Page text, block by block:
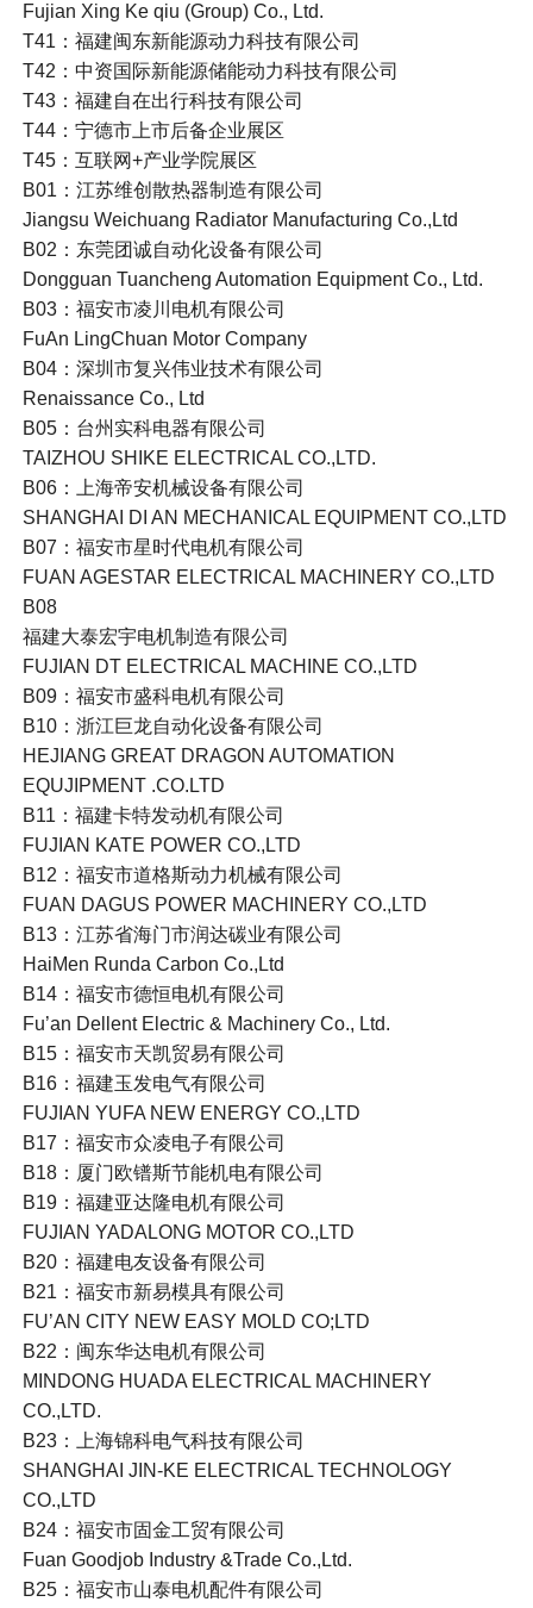
Fujian Xing Ke qiu (Group) Co., Ltd.
T41：福建闽东新能源动力科技有限公司
T42：中资国际新能源储能动力科技有限公司
T43：福建自在出行科技有限公司
T44：宁德市上市后备企业展区
T45：互联网+产业学院展区
B01：江苏维创散热器制造有限公司
Jiangsu Weichuang Radiator Manufacturing Co.,Ltd
B02：东莞团诚自动化设备有限公司
Dongguan Tuancheng Automation Equipment Co., Ltd.
B03：福安市凌川电机有限公司
FuAn LingChuan Motor Company
B04：深圳市复兴伟业技术有限公司
Renaissance Co., Ltd
B05：台州实科电器有限公司
TAIZHOU SHIKE ELECTRICAL CO.,LTD.
B06：上海帝安机械设备有限公司
SHANGHAI DI AN MECHANICAL EQUIPMENT CO.,LTD
B07：福安市星时代电机有限公司
FUAN AGESTAR ELECTRICAL MACHINERY CO.,LTD
B08
福建大泰宏宇电机制造有限公司
FUJIAN DT ELECTRICAL MACHINE CO.,LTD
B09：福安市盛科电机有限公司
B10：浙江巨龙自动化设备有限公司
HEJIANG GREAT DRAGON AUTOMATION
EQUJIPMENT .CO.LTD
B11：福建卡特发动机有限公司
FUJIAN KATE POWER CO.,LTD
B12：福安市道格斯动力机械有限公司
FUAN DAGUS POWER MACHINERY CO.,LTD
B13：江苏省海门市润达碳业有限公司
HaiMen Runda Carbon Co.,Ltd
B14：福安市德恒电机有限公司
Fu’an Dellent Electric & Machinery Co., Ltd.
B15：福安市天凯贸易有限公司
B16：福建玉发电气有限公司
FUJIAN YUFA NEW ENERGY CO.,LTD
B17：福安市众凌电子有限公司
B18：厦门欧镨斯节能机电有限公司
B19：福建亚达隆电机有限公司
FUJIAN YADALONG MOTOR CO.,LTD
B20：福建电友设备有限公司
B21：福安市新易模具有限公司
FU’AN CITY NEW EASY MOLD CO;LTD
B22：闽东华达电机有限公司
MINDONG HUADA ELECTRICAL MACHINERY
CO.,LTD.
B23：上海锦科电气科技有限公司
SHANGHAI JIN-KE ELECTRICAL TECHNOLOGY
CO.,LTD
B24：福安市固金工贸有限公司
Fuan Goodjob Industry &Trade Co.,Ltd.
B25：福安市山泰电机配件有限公司